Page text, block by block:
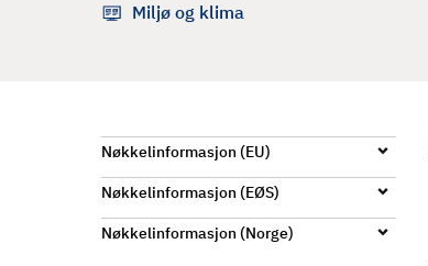
Miljø og klima
Nøkkelinformasjon (EU)
Nøkkelinformasjon (EØS)
Nøkkelinformasjon (Norge)